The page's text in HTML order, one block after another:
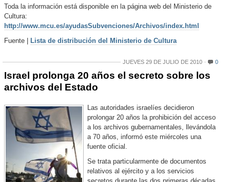
Toda la información está disponible en la página web del Ministerio de
Cultura:
http://www.mcu.es/ayudasSubvenciones/Archivos/index.html
Fuente | Lista de distribución del Ministerio de Cultura
JUEVES 29 DE JULIO DE 2010 0
Israel prolonga 20 años el secreto sobre los
archivos del Estado
Las autoridades israelíes decidieron
prolongar 20 años la prohibición del acceso
a los archivos gubernamentales, llevándola
a 70 años, informó este miércoles una
fuente oficial.
Se trata particularmente de documentos
relativos al ejército y a los servicios